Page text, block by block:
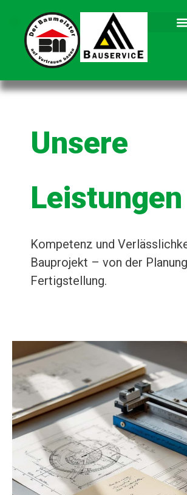
Unsere
Leistungen
Kompetenz und
Bauprojekt – von der
Fertigstellung.